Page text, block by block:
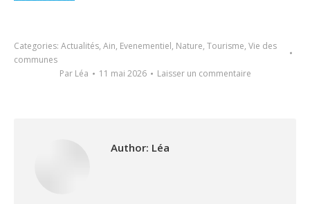
Categories: Actualités, Ain, Evenementiel, Nature, Tourisme, Vie des
communes
Par Léa 11 mai 2026 Laisser un commentaire
Author: Léa